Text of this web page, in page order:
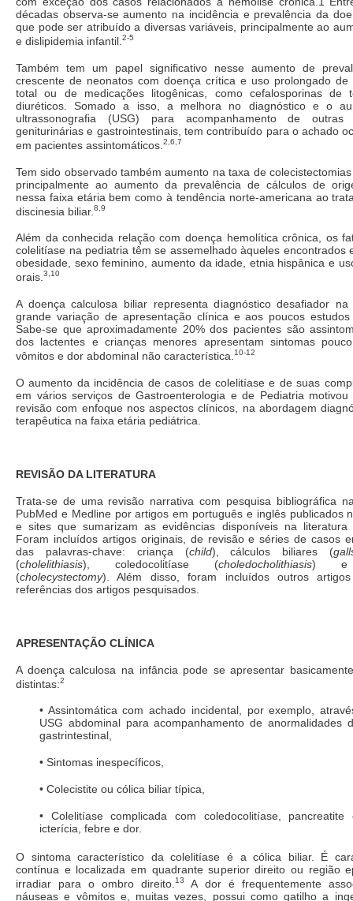
décadas observa-se aumento na incidência e prevalência da
que pode ser atribuído a diversas variáveis, principalmente ao
e dislipidemia infantil. 2-5
Também tem um papel significativo nesse aumento de
crescente de neonatos com doença crítica e uso prolongado de
total ou de medicações litogênicas, como cefalosporinas de
diuréticos. Somado a isso, a melhora no diagnóstico e o
ultrassonografia (USG) para acompanhamento de outras
geniturinárias e gastrointestinais, tem contribuído para o achado
em pacientes assintomáticos. 2,6,7
Tem sido observado também aumento na taxa de
principalmente ao aumento da prevalência de cálculos de
nessa faixa etária bem como à tendência norte-americana ao
discinesia biliar. 8,9
Além da conhecida relação com doença hemolítica crônica, os
colelitíase na pediatria têm se assemelhado àqueles encontrados
obesidade, sexo feminino, aumento da idade, etnia hispânica e
orais. 3,10
A doença calculosa biliar representa diagnóstico desafiador
grande variação de apresentação clínica e aos poucos
Sabe-se que aproximadamente 20% dos pacientes são
dos lactentes e crianças menores apresentam sintomas
vômitos e dor abdominal não característica. 10-12
O aumento da incidência de casos de colelitíase e de suas
em vários serviços de Gastroenterologia e de Pediatria
revisão com enfoque nos aspectos clínicos, na abordagem
terapêutica na faixa etária pediátrica.
REVISÃO DA LITERATURA
Trata-se de uma revisão narrativa com pesquisa bibliográfica
PubMed e Medline por artigos em português e inglês publicados
e sites que sumarizam as evidências disponíveis na
Foram incluídos artigos originais, de revisão e séries de casos
das palavras-chave: criança (child), cálculos biliares (
(cholelithiasis), coledocolitíase (choledocholithiasis) e
(cholecystectomy). Além disso, foram incluídos outros
referências dos artigos pesquisados.
APRESENTAÇÃO CLÍNICA
A doença calculosa na infância pode se apresentar
distintas:2
• Assintomática com achado incidental, por exemplo,
USG abdominal para acompanhamento de anormalidades
gastrintestinal,
• Sintomas inespecíficos,
• Colecistite ou cólica biliar típica,
• Colelitíase complicada com coledocolitíase,
icterícia, febre e dor.
O sintoma característico da colelitíase é a cólica biliar. É
contínua e localizada em quadrante superior direito ou região
irradiar para o ombro direito.13
A dor é frequentemente
náuseas e vômitos e, muitas vezes, possui como gatilho a